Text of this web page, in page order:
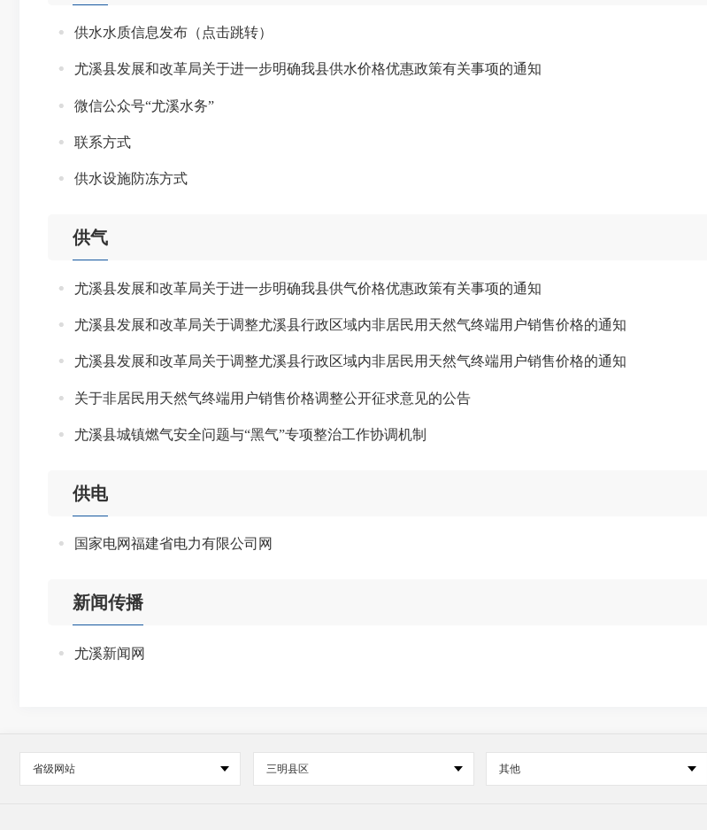
供水水质信息发布（点击跳转）
尤溪县发展和改革局关于进一步明确我县供水价格优惠政策有关事项的通知
微信公众号“尤溪水务”
联系方式
供水设施防冻方式
供气
尤溪县发展和改革局关于进一步明确我县供气价格优惠政策有关事项的通知
尤溪县发展和改革局关于调整尤溪县行政区域内非居民用天然气终端用户销售价格的通知
尤溪县发展和改革局关于调整尤溪县行政区域内非居民用天然气终端用户销售价格的通知
关于非居民用天然气终端用户销售价格调整公开征求意见的公告
尤溪县城镇燃气安全问题与“黑气”专项整治工作协调机制
供电
国家电网福建省电力有限公司网
新闻传播
尤溪新闻网
省级网站 三明县区 其他